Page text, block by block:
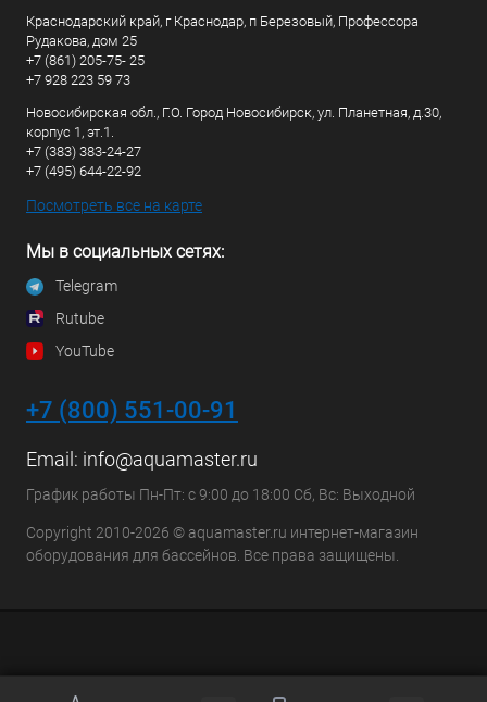
Краснодарский край, г Краснодар, п Березовый, Профессора
Рудакова, дом 25
+7 (861) 205-75- 25
+7 928 223 59 73
Новосибирская обл., Г.О. Город Новосибирск, ул. Планетная, д.30,
корпус 1, эт.1.
+7 (383) 383-24-27
+7 (495) 644-22-92
Посмотреть все на карте
Мы в социальных сетях:
Telegram
Rutube
YouTube
+7 (800) 551-00-91
Email: info@aquamaster.ru
График работы Пн-Пт: с 9:00 до 18:00 Сб, Вс: Выходной
Copyright 2010-2026 © aquamaster.ru интернет-магазин
оборудования для бассейнов. Все права защищены.